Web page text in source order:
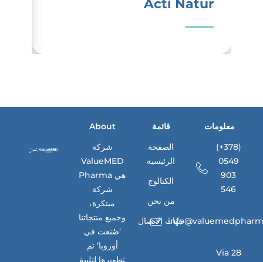
Acti Natur
About
شركة
ValueMED
Pharma هي
شركة
مبتكرة،
وجميع منتجاتنا
‘صُنعت في
أوروبا’ تم
تطويرها لتلبية
قائمة
الصفحة
الرئيسية
الكتالوج
من نحن
جهات الاتصال
معلومات
(+378)
0549
903
546
Via 28